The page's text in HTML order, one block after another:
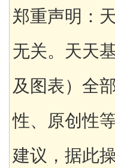
郑重声明：
无关。天天
及图表）全
性、原创性
建议，据此